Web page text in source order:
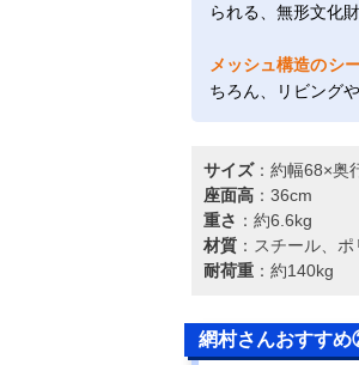
られる、無形文化
メッシュ構造のシ
ちろん、リビング
サイズ：約幅68×奥
座面高：36cm
重さ ：約6.6kg
材質：スチール、ポ
耐荷重：約140kg
網村さんおすす